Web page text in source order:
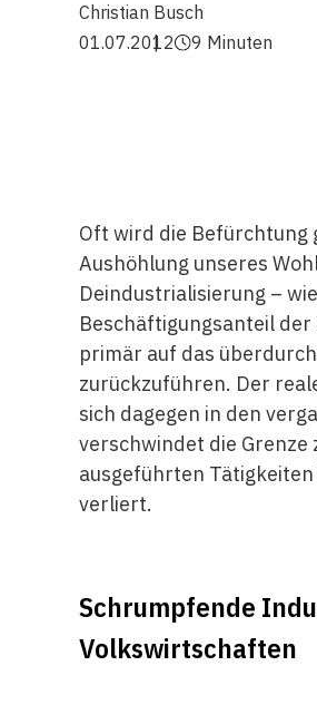
Christian Busch
01.07.2012
9 Minuten
Oft wird die Befürchtung
Aushöhlung unseres
Deindustrialisierung –
Beschäftigungsanteil
primär auf das
zurückzuführen. Der
sich dagegen in den
verschwindet die
ausgeführten
verliert.
Schrumpfende
Volkswirtschaften